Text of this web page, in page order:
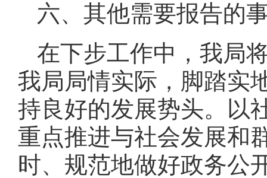
六、其他需要报告的
在下步工作中，我局
我局局情实际，脚踏实
持良好的发展势头。以
重点推进与社会发展和
时、规范地做好政务公